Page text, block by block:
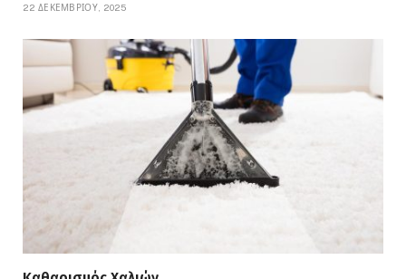
22 ΔΕΚΕΜΒΡΊΟΥ, 2025